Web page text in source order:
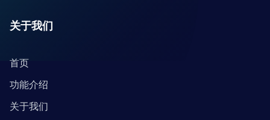
关于我们
首页
功能介绍
关于我们